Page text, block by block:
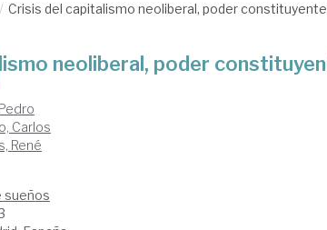
Crisis del capitalismo neoliberal, poder
neoliberal, poder
Carlos
René
sueños